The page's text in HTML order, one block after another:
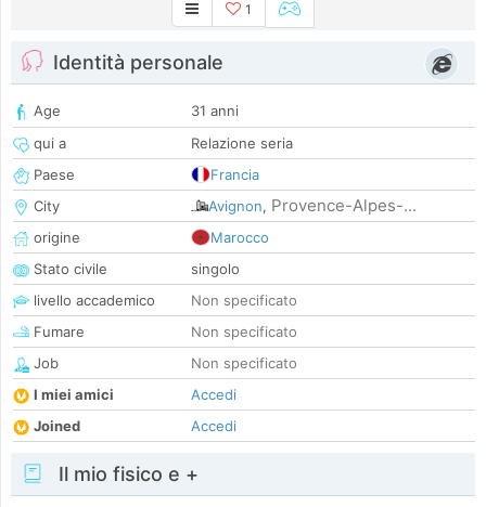
1
Identità personale
Age
31 anni
qui a
Relazione seria
Paese
Francia
City
Avignon, Provence-Alpes-...
origine
Marocco
Stato civile
singolo
livello accademico
Non specificato
Fumare
Non specificato
Job
Non specificato
I miei amici
Accedi
Joined
Accedi
Il mio fisico e +